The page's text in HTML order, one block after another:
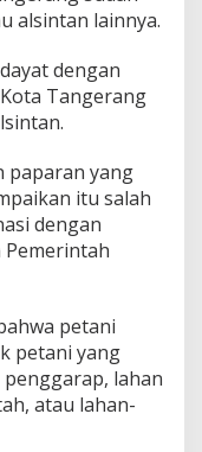
alsintan lainnya.
dengan
Tangerang
paparan yang
itu salah
dengan
petani
petani yang
lahan
atau lahan-